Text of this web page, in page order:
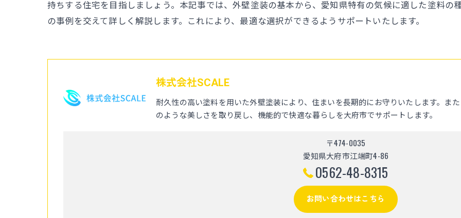
持ちする住宅を目指しましょう。本記事では、外壁塗装の基本から、愛知県特有の気候に適した塗料の
の事例を交えて詳しく解説します。これにより、最適な選択ができるようサポートいたします。
株式会社SCALE
耐久性の高い塗料を用いた外壁塗装により、住まいを長期的にお守りいたします。ま
のような美しさを取り戻し、機能的で快適な暮らしを大府市でサポートします。
〒474-0035
愛知県大府市江端町4-86
0562-48-8315
お問い合わせはこちら